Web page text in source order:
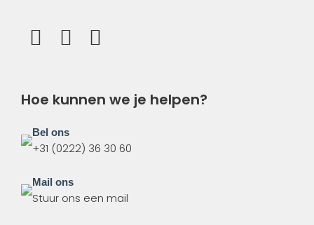
Hoe kunnen we je helpen?
Bel ons
+31 (0222) 36 30 60
Mail ons
Stuur ons een mail